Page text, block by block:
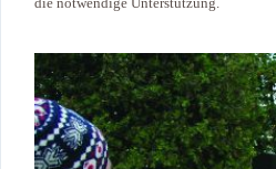
die notwendige Unterstützung.